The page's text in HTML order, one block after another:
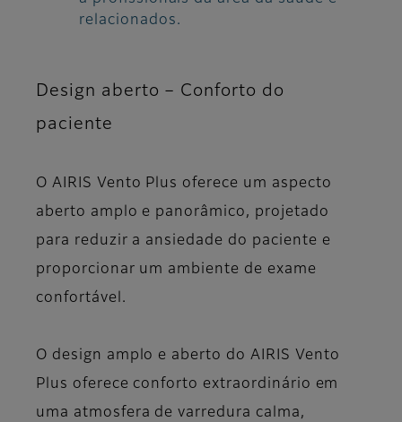
relacionados.
Design aberto – Conforto do
paciente
O AIRIS Vento Plus oferece um aspecto
aberto amplo e panorâmico, projetado
para reduzir a ansiedade do paciente e
proporcionar um ambiente de exame
confortável.
O design amplo e aberto do AIRIS Vento
Plus oferece conforto extraordinário em
uma atmosfera de varredura calma,